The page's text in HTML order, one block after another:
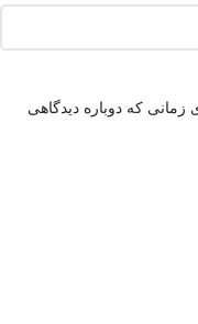
که دوباره دیدگاهی